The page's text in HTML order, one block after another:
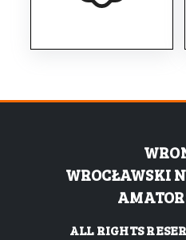
WROCŁAWSKI
ALL RIGHTS